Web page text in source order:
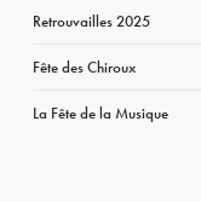
Retrouvailles 2025
Fête des Chiroux
La Fête de la Musique